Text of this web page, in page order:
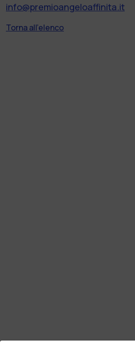
info@premioangeloaffinita.it
Torna all'elenco